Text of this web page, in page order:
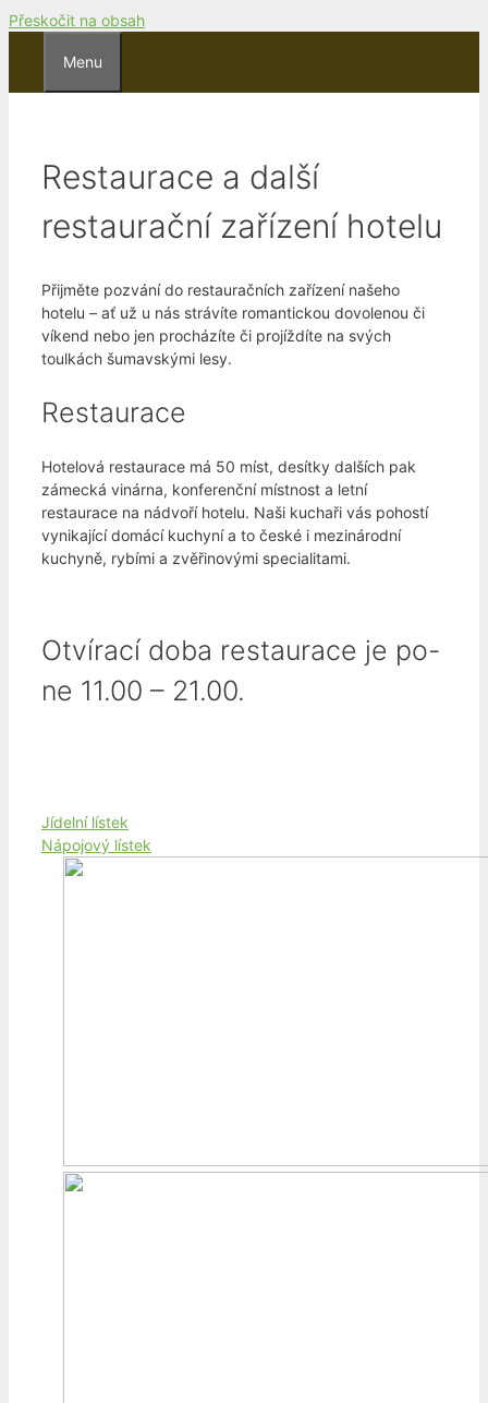
Přeskočit na obsah
Menu
Restaurace a další
restaurační zařízení hotelu
Přijměte pozvání do restauračních zařízení našeho
hotelu – ať už u nás strávíte romantickou dovolenou či
víkend nebo jen procházíte či projíždíte na svých
toulkách šumavskými lesy.
Restaurace
Hotelová restaurace má 50 míst, desítky dalších pak
zámecká vinárna, konferenční místnost a letní
restaurace na nádvoří hotelu. Naši kuchaři vás pohostí
vynikající domácí kuchyní a to české i mezinárodní
kuchyně, rybími a zvěřinovými specialitami.
Otvírací doba restaurace je po-
ne 11.00 – 21.00.
Jídelní lístek
Nápojový lístek